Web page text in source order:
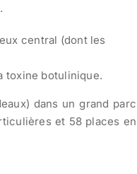
.
central (dont les
toxine botulinique.
dans un grand parc
et 58 places en